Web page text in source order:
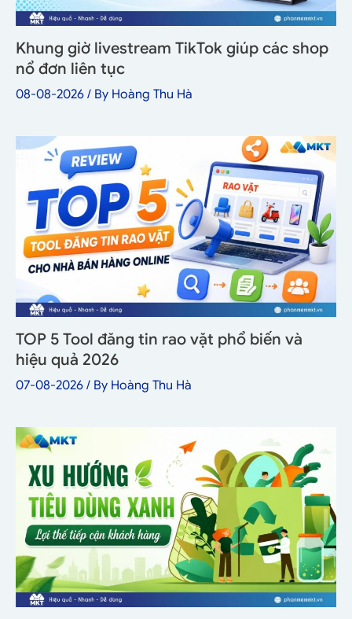
Khung giờ livestream TikTok giúp các shop
nổ đơn liên tục
08-08-2026 / By Hoàng Thu Hà
TOP 5 Tool đăng tin rao vặt phổ biến và
hiệu quả 2026
07-08-2026 / By Hoàng Thu Hà